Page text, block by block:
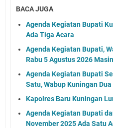
BACA JUGA
Agenda Kegiatan Bupati
Ada Tiga Acara
Agenda Kegiatan Bupati,
Rabu 5 Agustus 2026
Agenda Kegiatan Bupati
Satu, Wabup Kuningan Dua
Kapolres Baru Kuningan
Agenda Kegiatan Bupati
November 2025 Ada Satu